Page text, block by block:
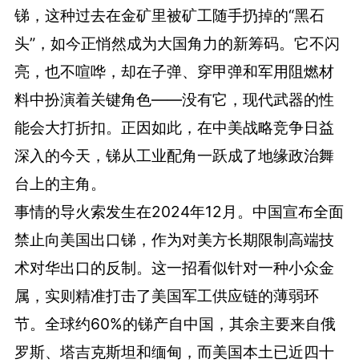
锑，这种过去在金矿里被矿工随手扔掉的“黑石
头”，如今正悄然成为大国角力的新筹码。它不闪
亮，也不喧哗，却在子弹、穿甲弹和军用阻燃材
料中扮演着关键角色——没有它，现代武器的性
能会大打折扣。正因如此，在中美战略竞争日益
深入的今天，锑从工业配角一跃成了地缘政治舞
台上的主角。
事情的导火索发生在2024年12月。中国宣布全面
禁止向美国出口锑，作为对美方长期限制高端技
术对华出口的反制。这一招看似针对一种小众金
属，实则精准打击了美国军工供应链的薄弱环
节。全球约60%的锑产自中国，其余主要来自俄
罗斯、塔吉克斯坦和缅甸，而美国本土已近四十